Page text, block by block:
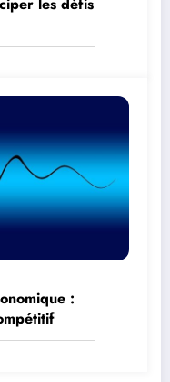
les défis
: